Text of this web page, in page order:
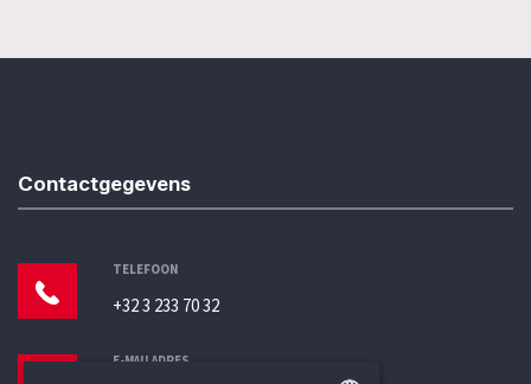
Contactgegevens
TELEFOON
+32 3 233 70 32
E-MAILADRES